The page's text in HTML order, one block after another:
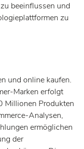
beeinflussen und
zu
und online kaufen.
Marken erfolgt
Millionen Produkten
Analysen,
ermöglichen
der